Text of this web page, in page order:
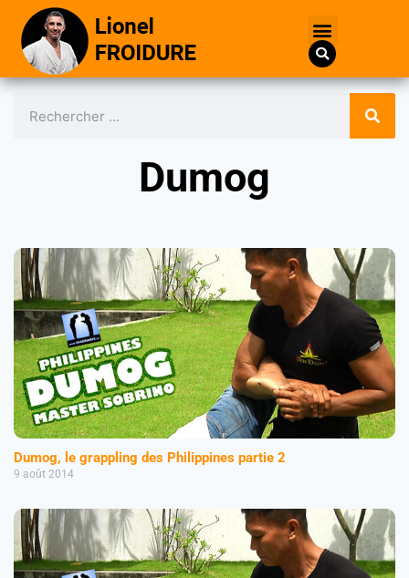
Dumog
Dumog, le grappling des Philippines partie 2
9 août 2014